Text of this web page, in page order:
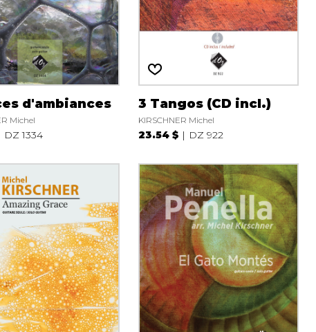
d'ambiances
Michel
DZ 1334
3 Tangos (CD incl.)
KIRSCHNER Michel
23.54 $ DZ 922